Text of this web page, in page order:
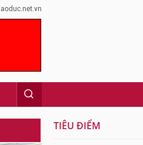
TIÊU ĐIỂM